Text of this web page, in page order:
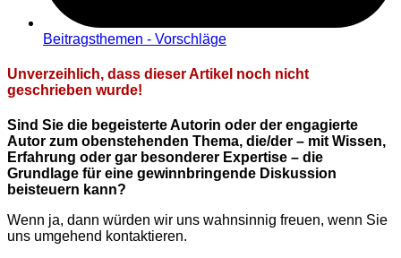
Beitragsthemen - Vorschläge
Unverzeihlich, dass dieser Artikel noch nicht
geschrieben wurde!
Sind Sie die begeisterte Autorin oder der engagierte
Autor zum obenstehenden Thema, die/der – mit Wissen,
Erfahrung oder gar besonderer Expertise – die
Grundlage für eine gewinnbringende Diskussion
beisteuern kann?
Wenn ja, dann würden wir uns wahnsinnig freuen, wenn Sie
uns umgehend kontaktieren.